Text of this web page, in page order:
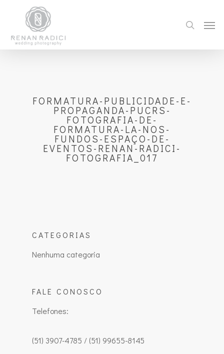
FORMATURA-PUBLICIDADE-E-
PROPAGANDA-PUCRS-
FOTOGRAFIA-DE-
FORMATURA-LA-NOS-
FUNDOS-ESPAÇO-DE-
EVENTOS-RENAN-RADICI-
FOTOGRAFIA_017
CATEGORIAS
Nenhuma categoria
FALE CONOSCO
Telefones:
(51) 3907-4785 / (51) 99655-8145